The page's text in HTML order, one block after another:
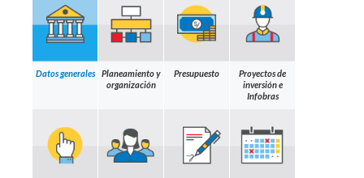
Datos generales
Planeamiento y
organización
Presupuesto
Proyectos de
inversión e
Infobras